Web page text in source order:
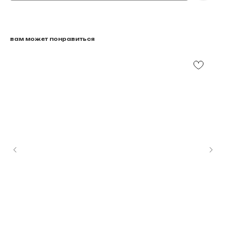
вам может понравиться